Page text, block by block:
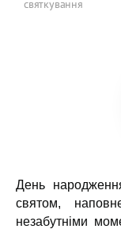
святкування
День
святом,
незабутніми